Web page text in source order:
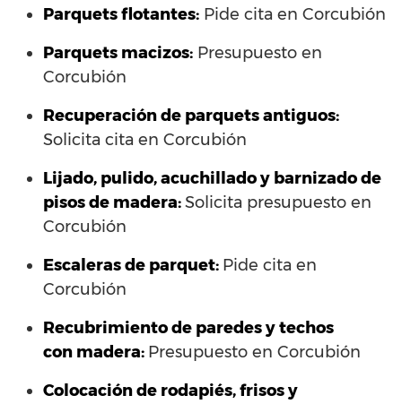
Parquets flotantes: Pide cita en Corcubión
Parquets macizos: Presupuesto en
Corcubión
Recuperación de parquets antiguos:
Solicita cita en Corcubión
Lijado, pulido, acuchillado y barnizado de
pisos de madera:Solicita presupuesto en
Corcubión
Escaleras de parquet: Pide cita en
Corcubión
Recubrimiento de paredes y techos
con madera: Presupuesto en Corcubión
Colocación de rodapiés, frisos y